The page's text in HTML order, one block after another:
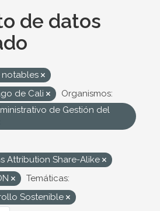
de datos
notables
de Cali
Organismos:
de Gestión del
Attribution Share-Alike
Temáticas:
Sostenible